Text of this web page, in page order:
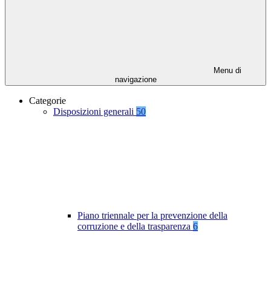
Menu di
navigazione
Categorie
Disposizioni generali 50
Piano triennale per la prevenzione della
corruzione e della trasparenza 6